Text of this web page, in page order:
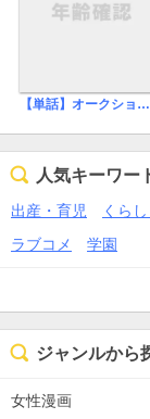
【単話】オークションにかけられた花嫁
人気キーワー
出産・育児 くら
ラブコメ
学園
ジャンルから
女性漫画